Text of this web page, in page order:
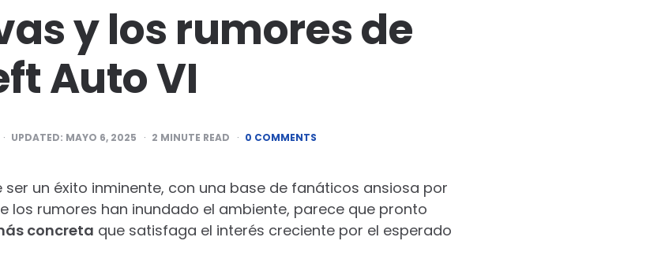
y los rumores de
Auto VI
UPDATED: MAYO 6, 2025 2 MINUTE READ 0 COMMENTS
un éxito inminente, con una base de fanáticos ansiosa por
los rumores han inundado el ambiente, parece que pronto
concreta que satisfaga el interés creciente por el esperado